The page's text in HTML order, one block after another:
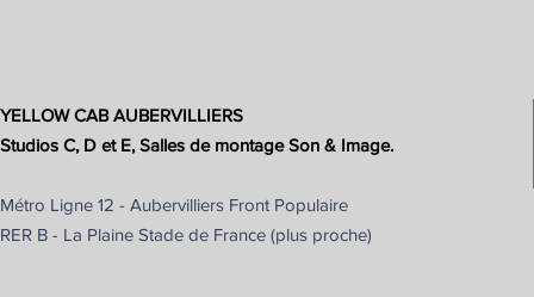
YELLOW CAB AUBERVILLIERS
Studios C, D et E, Salles de montage Son & Image.
Métro Ligne 12 - Aubervilliers Front Populaire
RER B - La Plaine Stade de France (plus proche)